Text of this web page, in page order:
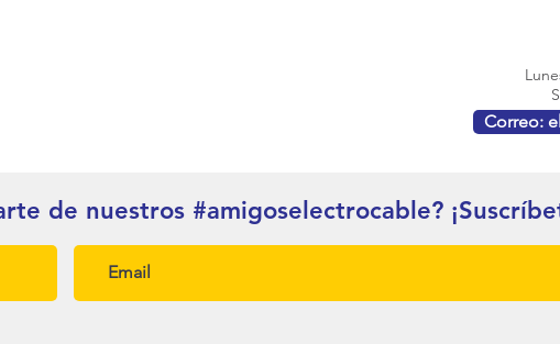
Correo:
de nuestros #amigoselectrocable?